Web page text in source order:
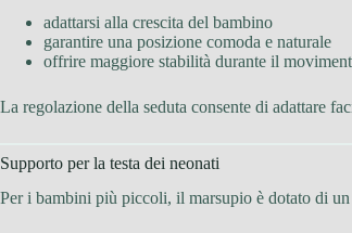
adattarsi alla crescita del bambino
garantire una posizione comoda e naturale
offrire maggiore stabilità durante il
La regolazione della seduta consente di adattare
Supporto per la testa dei neonati
Per i bambini più piccoli, il marsupio è dotato di un